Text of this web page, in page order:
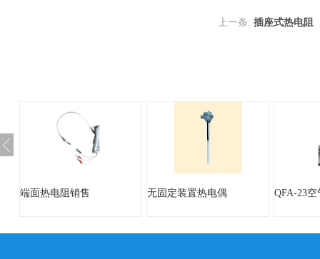
上一条: 插座式热电阻
端面热电阻销售 无固定装置热电偶 QFA-23